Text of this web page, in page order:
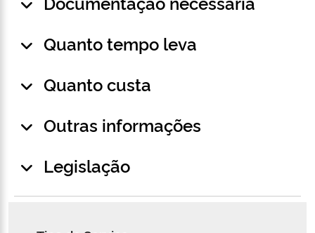
Quanto tempo leva
Quanto custa
Outras informações
Legislação